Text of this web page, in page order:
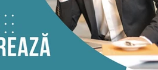
juridice Drept